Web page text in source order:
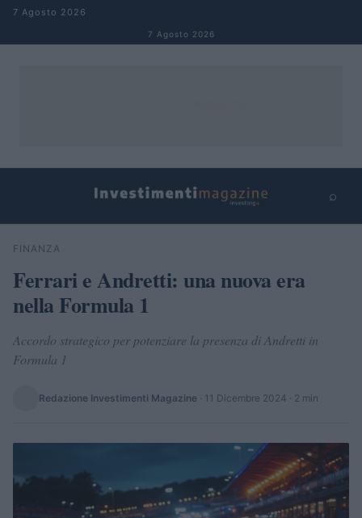
Salta al contenuto
7 Agosto 2026
7 Agosto 2026
⌕
Cerca
FINANZA
Ferrari e Andretti: una nuova era
nella Formula 1
Accordo strategico per potenziare la presenza di Andretti in
Formula 1
Redazione Investimenti Magazine · 11 Dicembre 2024 · 2 min